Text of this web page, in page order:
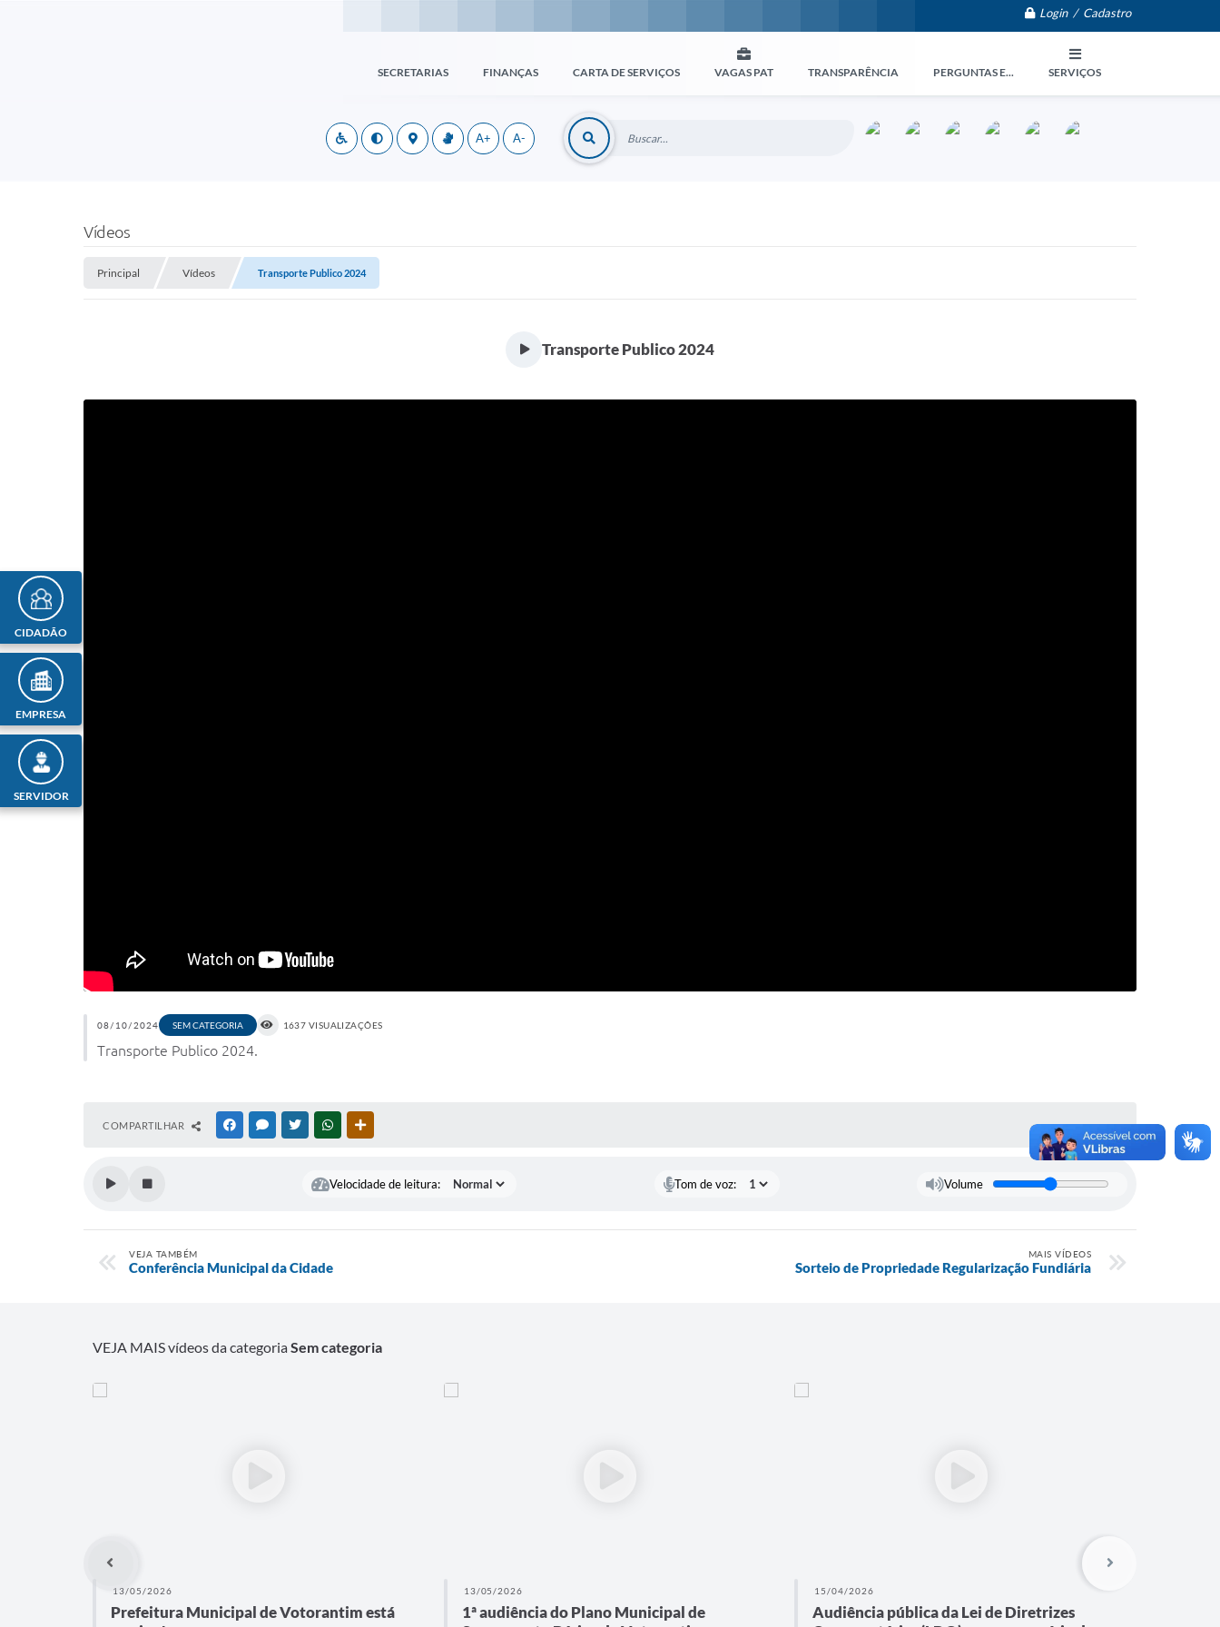
Login / Cadastro
SECRETARIAS FINANÇAS CARTA DE SERVIÇOS VAGAS PAT TRANSPARÊNCIA PERGUNTAS E... SERVIÇOS
A+ A-
CIDADÃO
EMPRESA
SERVIDOR
Vídeos
Principal Vídeos Transporte Publico 2024
Transporte Publico 2024
08/10/2024 SEM CATEGORIA 1637 VISUALIZAÇÕES
Transporte Publico 2024.
COMPARTILHAR FACEBOOKMESSENGER
TWITTERWHATSAPP
Velocidade de leitura: Tom de voz: Volume
VEJA TAMBÉM
Conferência Municipal da Cidade
MAIS VÍDEOS
Sorteio de Propriedade Regularização Fundiária
VEJA MAIS vídeos da categoriaSem categoria
13/05/2026
Prefeitura Municipal de Votorantim está
13/05/2026
1ª audiência do Plano Municipal de
15/04/2026
Audiência pública da Lei de Diretrizes